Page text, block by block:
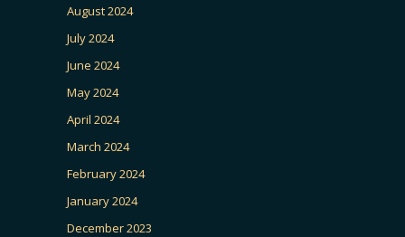
August 2024
July 2024
June 2024
May 2024
April 2024
March 2024
February 2024
January 2024
December 2023